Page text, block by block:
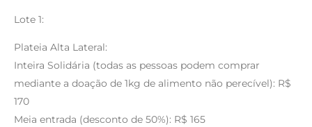
Lote 1:
Plateia Alta Lateral:
Inteira Solidária (todas as pessoas podem comprar
mediante a doação de 1kg de alimento não perecível): R$
170
Meia entrada (desconto de 50%): R$ 165